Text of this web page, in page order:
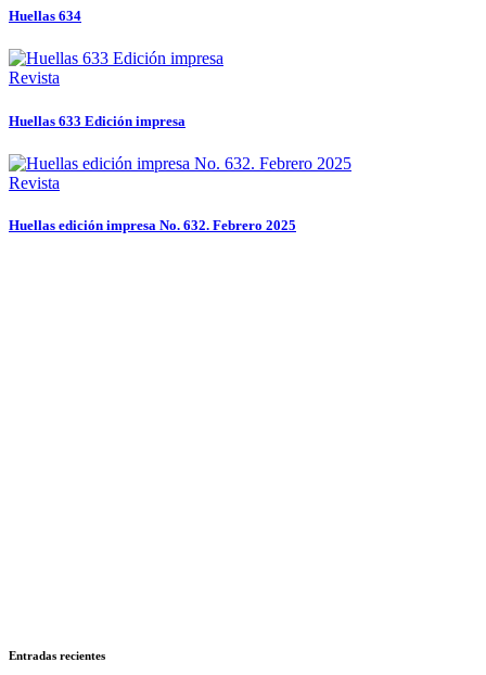
Huellas 634
Revista
Huellas 633 Edición impresa
Revista
Huellas edición impresa No. 632. Febrero 2025
Entradas recientes